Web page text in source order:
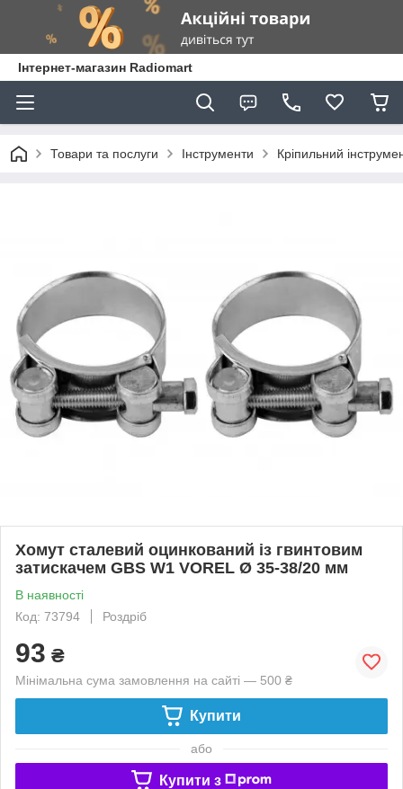
Інтернет-магазин Radiomart
Товари та послуги Інструменти Кріпильний
Хомут сталевий оцинкований із гвинтовим
затискачем GBS W1 VOREL Ø 35-38/20 мм
В наявності
Код: 73794
Роздріб
93 ₴
Мінімальна сума замовлення на сайті — 500 ₴
Купити
або
Купити з